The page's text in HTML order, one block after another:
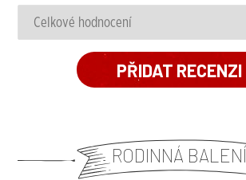
RODINNÁ BALENÍ